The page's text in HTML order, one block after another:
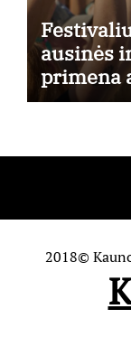
ausinės
primena
2018©